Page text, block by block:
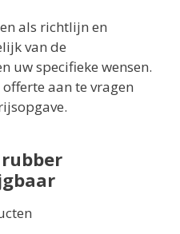
als richtlijn en
van de
uw specifieke wensen.
aan te vragen